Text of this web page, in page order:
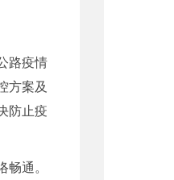
路疫情
方案及
防止疫
通。